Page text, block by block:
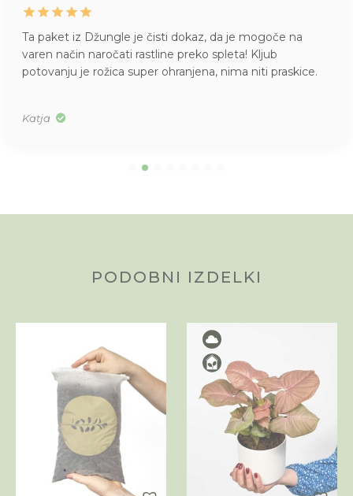
Ta paket iz Džungle je čisti dokaz, da je mogoče na
varen način naročati rastline preko spleta! Kljub
potovanju je rožica super ohranjena, nima niti praskice.
Katja
PODOBNI IZDELKI